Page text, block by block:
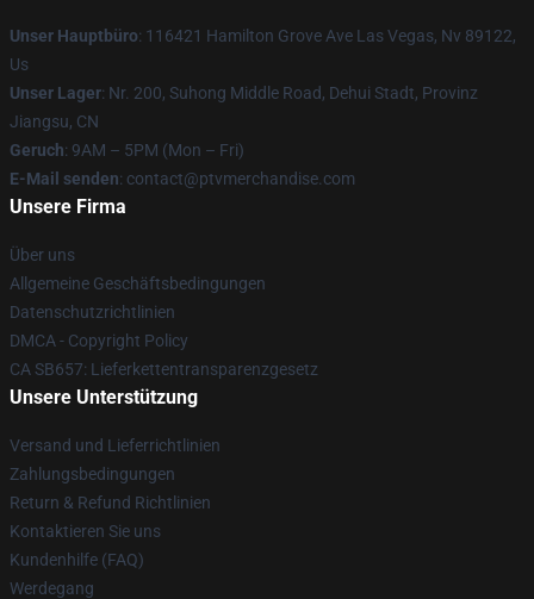
Unser Hauptbüro: 116421 Hamilton Grove Ave Las Vegas, Nv 89122,
Us
Unser Lager: Nr. 200, Suhong Middle Road, Dehui Stadt, Provinz
Jiangsu, CN
Geruch: 9AM – 5PM (Mon – Fri)
E-Mail senden: contact@ptvmerchandise.com
Unsere Firma
Über uns
Allgemeine Geschäftsbedingungen
Datenschutzrichtlinien
DMCA - Copyright Policy
CA SB657: Lieferkettentransparenzgesetz
Unsere Unterstützung
Versand und Lieferrichtlinien
Zahlungsbedingungen
Return & Refund Richtlinien
Kontaktieren Sie uns
Kundenhilfe (FAQ)
Werdegang